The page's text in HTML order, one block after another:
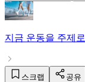
지금 운동을 주제로
스크랩 공유